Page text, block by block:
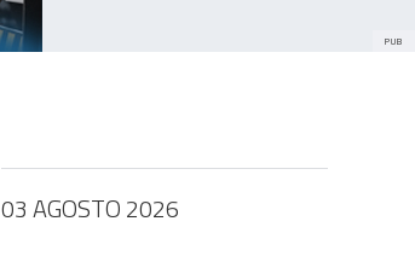
PUB
03 AGOSTO 2026